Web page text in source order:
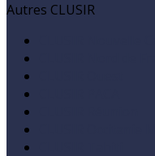
Autres CLUSIR